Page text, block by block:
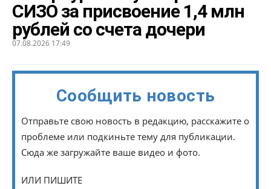
СИЗО за присвоение 1,4 млн
рублей со счета дочери
07.08.2026 17:49
Сообщить новость
Отправьте свою новость в редакцию, расскажите о
проблеме или подкиньте тему для публикации.
Сюда же загружайте ваше видео и фото.
ИЛИ ПИШИТЕ